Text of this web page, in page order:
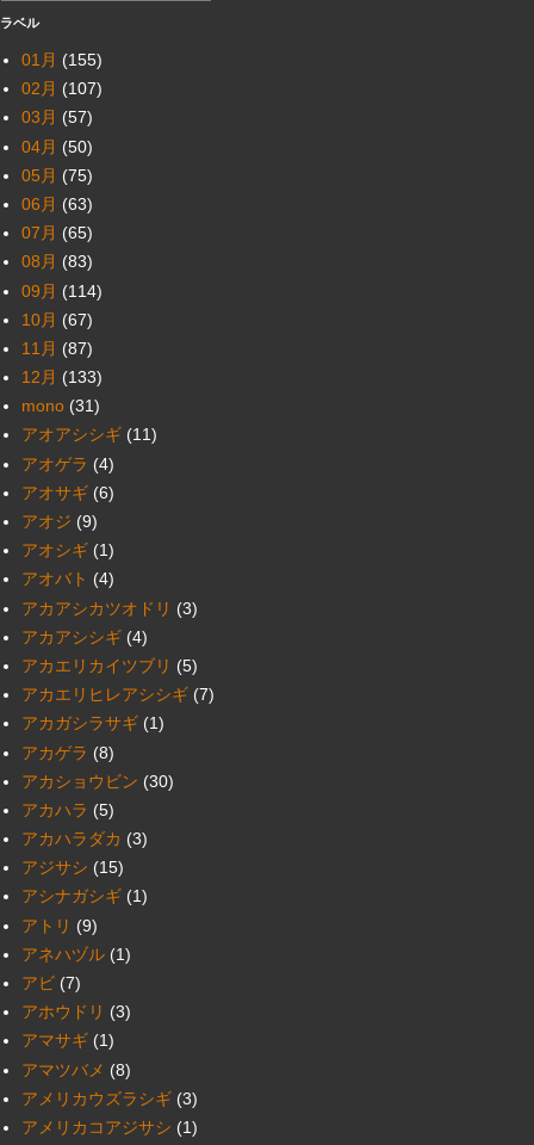
ラベル
01月 (155)
02月 (107)
03月 (57)
04月 (50)
05月 (75)
06月 (63)
07月 (65)
08月 (83)
09月 (114)
10月 (67)
11月 (87)
12月 (133)
mono (31)
アオアシシギ (11)
アオゲラ (4)
アオサギ (6)
アオジ (9)
アオシギ (1)
アオバト (4)
アカアシカツオドリ (3)
アカアシシギ (4)
アカエリカイツブリ (5)
アカエリヒレアシシギ (7)
アカガシラサギ (1)
アカゲラ (8)
アカショウビン (30)
アカハラ (5)
アカハラダカ (3)
アジサシ (15)
アシナガシギ (1)
アトリ (9)
アネハヅル (1)
アビ (7)
アホウドリ (3)
アマサギ (1)
アマツバメ (8)
アメリカウズラシギ (3)
アメリカコアジサシ (1)